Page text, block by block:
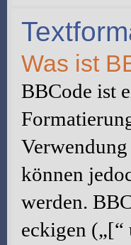
Was ist
BBCode ist
können
werden.
eckigen („[“